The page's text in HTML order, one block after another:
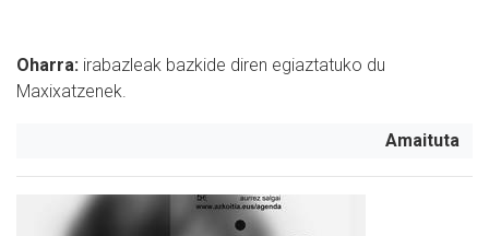
Oharra: irabazleak bazkide diren egiaztatuko du
Maxixatzenek.
Amaituta